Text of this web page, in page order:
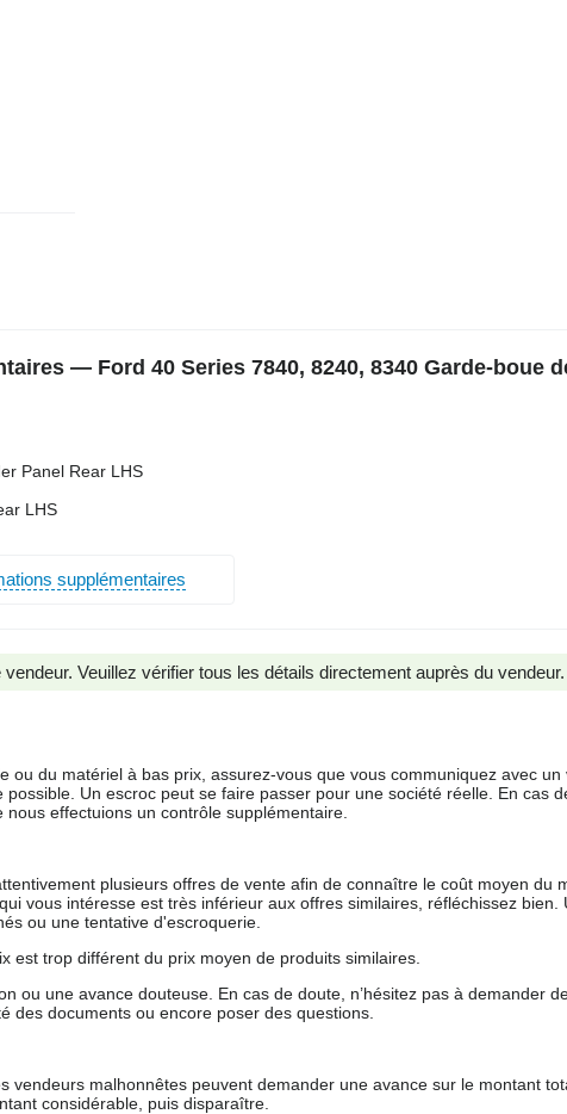
— Ford 40 Series 7840, 8240, 8340 Garde-boue
Panel Rear LHS
LHS
supplémentaires
Veuillez vérifier tous les détails directement auprès du vendeur.
ou du matériel à bas prix, assurez-vous que vous communiquez avec
Un escroc peut se faire passer pour une société réelle. En cas
effectuions un contrôle supplémentaire.
plusieurs offres de vente afin de connaître le coût moyen du
vous intéresse est très inférieur aux offres similaires, réfléchissez
ou une tentative d'escroquerie.
est trop différent du prix moyen de produits similaires.
ou une avance douteuse. En cas de doute, n’hésitez pas à demander
des documents ou encore poser des questions.
vendeurs malhonnêtes peuvent demander une avance sur le montant
considérable, puis disparaître.